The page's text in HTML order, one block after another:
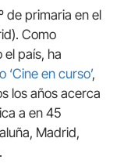
de primaria en el
Como
país, ha
‘Cine en curso’,
los años acerca
a en 45
Madrid,